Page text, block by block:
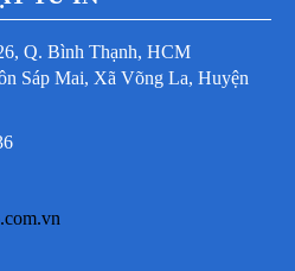
Q. Bình Thạnh, HCM
Sáp Mai, Xã Võng La, Huyện